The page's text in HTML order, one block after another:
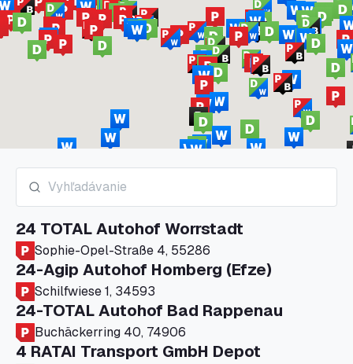
24 TOTAL Autohof Worrstadt
Sophie-Opel-Straße 4, 55286
24-Agip Autohof Homberg (Efze)
Schilfwiese 1, 34593
24-TOTAL Autohof Bad Rappenau
Buchäckerring 40, 74906
4 RATAI Transport GmbH Depot